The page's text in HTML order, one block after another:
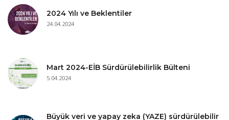
2024 Yılı ve Beklentiler
24.04.2024
Mart 2024-EİB Sürdürülebilirlik Bülteni
5.04.2024
Büyük veri ve yapay zeka (YAZE) sürdürülebilir